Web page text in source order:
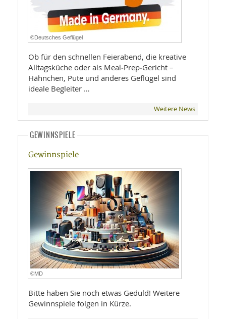
©Deutsches Geflügel
Ob für den schnellen Feierabend, die kreative
Alltagsküche oder als Meal‑Prep‑Gericht –
Hähnchen, Pute und anderes Geflügel sind
ideale Begleiter …
Weitere News
GEWINNSPIELE
Gewinnspiele
©MD
Bitte haben Sie noch etwas Geduld! Weitere
Gewinnspiele folgen in Kürze.